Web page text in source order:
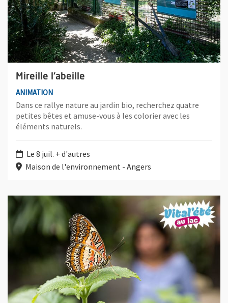
Mireille l'abeille
ANIMATION
Dans ce rallye nature au jardin bio, recherchez quatre
petites bêtes et amuse-vous à les colorier avec les
éléments naturels.
Le 8 juil. + d'autres
Maison de l'environnement - Angers
Plus d'information sur l'évènement : Sur la piste des animaux